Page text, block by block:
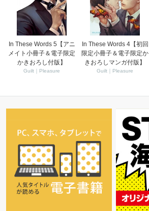
In These Words 5【アニ
メイト小冊子＆電子限定
かきおろし付版】
Guilt｜Pleasure
In These Words 4【初回
限定小冊子＆電子限定か
きおろしマンガ付版】
Guilt｜Pleasure